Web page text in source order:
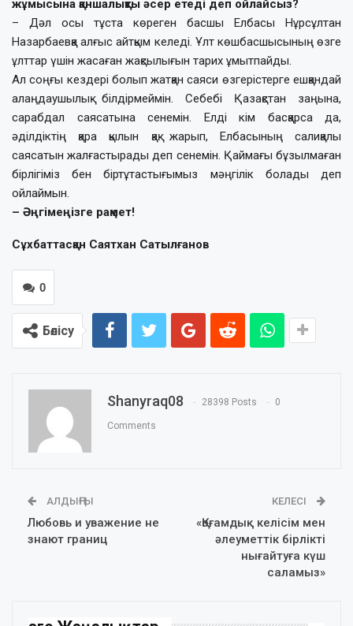
жұмысына қаншалықты әсер етеді деп ойлайсыз?
– Дәл осы тұста көреген басшы Елбасы Нұрсұлтан
Назарбаевқа алғыс айтқым келеді. Ұлт көшбасшысының өзге
ұлттар үшін жасаған жақсылығын тарих ұмытпайды.
Ал соңғы кездері болып жатқан саяси өзгерістерге ешқандай
алаңдаушылық білдірмеймін. Себебі Қазақстан заңына,
сарабдал саясатына сенемін. Елді кім басқарса да,
әділдіктің қара қылын қақ жарып, Елбасының салиқалы
саясатын жалғастырады деп сенемін. Қаймағы бұзылмаған
бірлігіміз бен біртұтастығымыз мәңгілік болады деп
ойлаймын.
– Әңгімеңізге рақмет!
Сұхбаттасқан Саятхан Сатылғанов
0
Бөлісу
Shanyraq08 28398 Posts 0
Comments
АЛДЫҢҒЫ
Любовь и уважение не
знают границ
КЕЛЕСІ
«Қоғамдық келісім мен
әлеуметтік бірлікті
нығайтуға күш
саламыз»